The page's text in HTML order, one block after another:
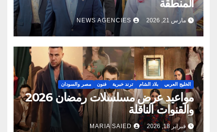
المنطقة
مارس 21, 2026 NEWS AGENCIES
الخليج العربي بلاد الشام ترند خبرية فنون مصر والسودان
مواعيد عرض مسلسلات رمضان 2026
والقنوات الناقلة
فبراير 18, 2026 MARIA SAIED